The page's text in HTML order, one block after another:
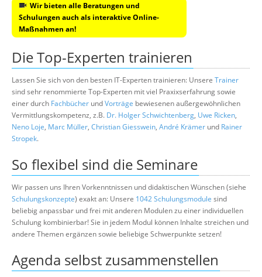
Wir bieten alle Beratungen und
Schulungen auch als interaktive Online-
Maßnahmen an!
Die Top-Experten trainieren
Lassen Sie sich von den besten IT-Experten trainieren: Unsere Trainer
sind sehr renommierte Top-Experten mit viel Praxixserfahrung sowie
einer durch Fachbücher undVorträge bewiesenen außergewöhnlichen
Vermittlungskompetenz, z.B. Dr. Holger Schwichtenberg, Uwe Ricken,
Neno Loje, Marc Müller, Christian Giesswein, André Krämer und Rainer
Stropek.
So flexibel sind die Seminare
Wir passen uns Ihren Vorkenntnissen und didaktischen Wünschen (siehe
Schulungskonzepte) exakt an: Unsere 1042 Schulungsmodule sind
beliebig anpassbar und frei mit anderen Modulen zu einer individuellen
Schulung kombinierbar! Sie in jedem Modul können Inhalte streichen und
andere Themen ergänzen sowie beliebige Schwerpunkte setzen!
Agenda selbst zusammenstellen